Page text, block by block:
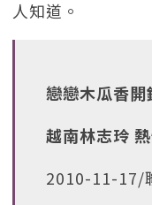
人知道。
戀戀木瓜香開
越南林志玲
2010-11-17/